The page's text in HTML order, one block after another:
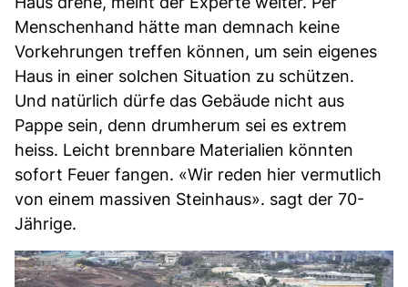
Menschenhand hätte man demnach keine
Vorkehrungen treffen können, um sein eigenes
Haus in einer solchen Situation zu schützen.
Und natürlich dürfe das Gebäude nicht aus
Pappe sein, denn drumherum sei es extrem
heiss. Leicht brennbare Materialien könnten
sofort Feuer fangen. «Wir reden hier vermutlich
von einem massiven Steinhaus». sagt der 70-
Jährige.